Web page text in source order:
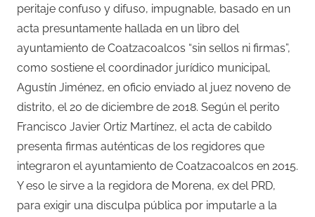
peritaje confuso y difuso, impugnable, basado en un
acta presuntamente hallada en un libro del
ayuntamiento de Coatzacoalcos “sin sellos ni firmas”,
como sostiene el coordinador jurídico municipal,
Agustín Jiménez, en oficio enviado al juez noveno de
distrito, el 20 de diciembre de 2018. Según el perito
Francisco Javier Ortiz Martínez, el acta de cabildo
presenta firmas auténticas de los regidores que
integraron el ayuntamiento de Coatzacoalcos en 2015.
Y eso le sirve a la regidora de Morena, ex del PRD,
para exigir una disculpa pública por imputarle a la